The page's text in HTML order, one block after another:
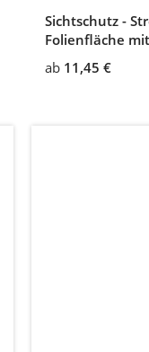
Sichtschutz -
Folienfläche
ab 11,45 €